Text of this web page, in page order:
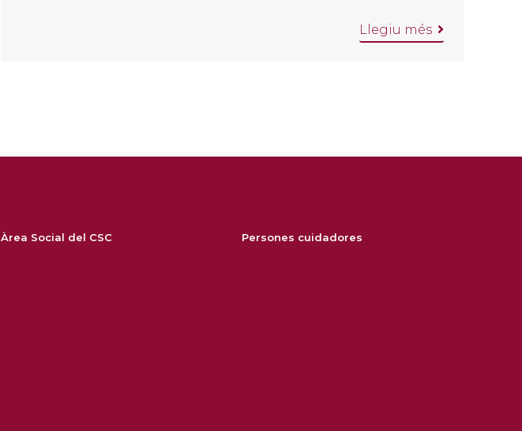
Llegiu més
Àrea Social del CSC Persones cuidadores